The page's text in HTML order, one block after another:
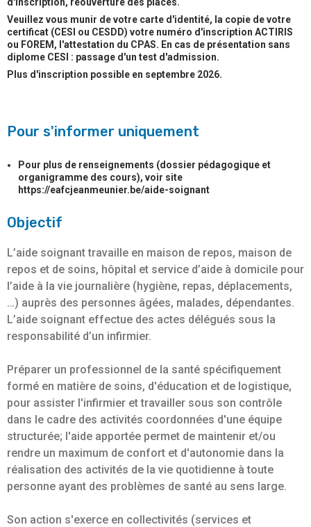
Objectif
L’aide soignant travaille en maison de repos, maison de
repos et de soins, hôpital et service d’aide à domicile pour
l’aide à la vie journalière (hygiène, repas, déplacements,
…) auprès des personnes âgées, malades, dépendantes.
L’aide soignant effectue des actes délégués sous la
responsabilité d’un infirmier.
Préparer un professionnel de la santé spécifiquement
formé en matière de soins, d'éducation et de logistique,
pour assister l'infirmier et travailler sous son contrôle
dans le cadre des activités coordonnées d'une équipe
structurée; l'aide apportée permet de maintenir et/ou
rendre un maximum de confort et d'autonomie dans la
réalisation des activités de la vie quotidienne à toute
personne ayant des problèmes de santé au sens large.
Son action s'exerce en collectivités (services et
Veuillez vous munir de votre carte d'identité, la copie de votre
certificat (CESI ou CESDD) votre numéro d'inscription ACTIRIS
ou FOREM, l'attestation du CPAS. En cas de présentation sans
diplome CESI : passage d'un test d'admission.
Plus d'inscription possible en septembre 2026.
Pour s'informer uniquement
Pour plus de renseignements (dossier pédagogique et
organigramme des cours), voir site
https://eafcjeanmeunier.be/aide-soignant